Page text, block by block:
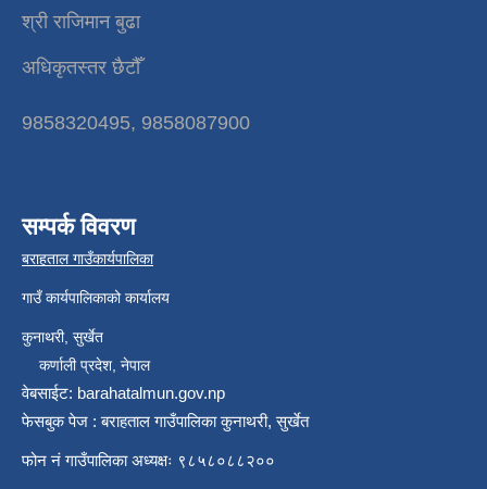
श्री राजिमान बुढा
अधिकृतस्तर छैटौँ
9858320495, 9858087900
सम्पर्क विवरण
बराहताल गाउँकार्यपालिका
गाउँ कार्यपालिकाको कार्यालय
कुनाथरी, सुर्खेत
कर्णाली प्रदेश, नेपाल
वेबसाईट: barahatalmun.gov.np
फेसबुक पेज : बराहताल गाउँपालिका कुनाथरी, सुर्खेत
फोन नं गाउँपालिका अध्यक्षः ९८५८०८८२००